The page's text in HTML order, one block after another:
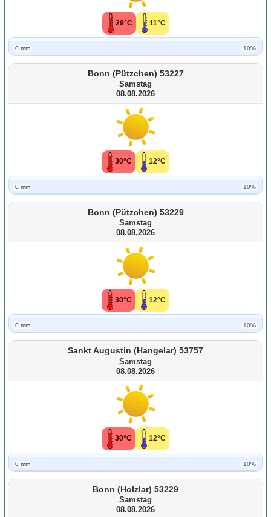
29°C 11°C
0 mm 10%
Bonn (Pützchen) 53227
Samstag
08.08.2026
30°C 12°C
0 mm 10%
Bonn (Pützchen) 53229
Samstag
08.08.2026
30°C 12°C
0 mm 10%
Sankt Augustin (Hangelar) 53757
Samstag
08.08.2026
30°C 12°C
0 mm 10%
Bonn (Holzlar) 53229
Samstag
08.08.2026